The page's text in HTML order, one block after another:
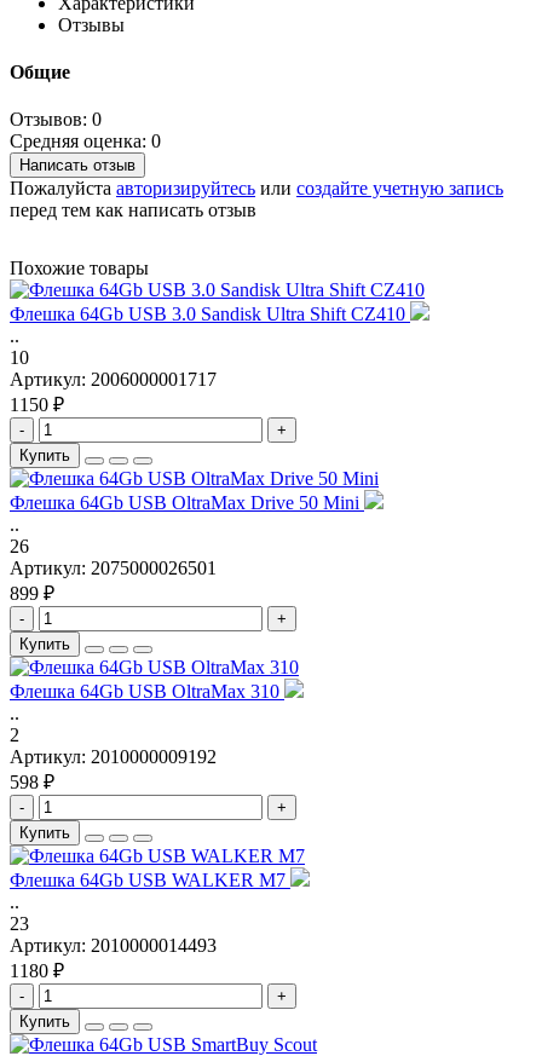
Отзывы
Общие
Отзывов: 0
Средняя оценка: 0
Написать отзыв
Пожалуйста авторизируйтесь или создайте учетную запись
перед тем как написать отзыв
Похожие товары
Флешка 64Gb USB 3.0 Sandisk Ultra Shift CZ410
..
10
Артикул: 2006000001717
1150 ₽
-
+
Купить
Флешка 64Gb USB OltraMax Drive 50 Mini
..
26
Артикул: 2075000026501
899 ₽
-
+
Купить
Флешка 64Gb USB OltraMax 310
..
2
Артикул: 2010000009192
598 ₽
-
+
Купить
Флешка 64Gb USB WALKER M7
..
23
Артикул: 2010000014493
1180 ₽
-
+
Купить